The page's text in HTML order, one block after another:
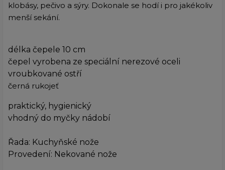
klobásy, pečivo a sýry. Dokonale se hodí i pro jakékoliv
menší sekání.
délka čepele 10 cm
čepel vyrobena ze speciální nerezové oceli
vroubkované ostří
černá rukojeť
praktický, hygienický
vhodný do myčky nádobí
Řada: Kuchyňské nože
Provedení: Nekované nože